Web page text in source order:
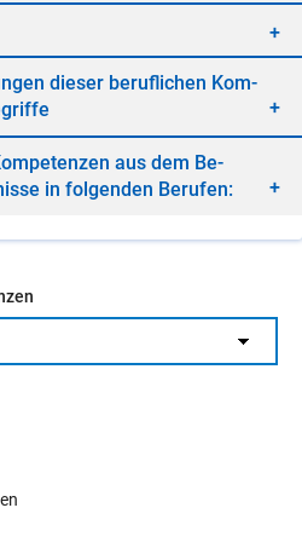
die­ser be­ruf­li­chen Kom­
aus dem Be­
in fol­gen­den Be­ru­fen: